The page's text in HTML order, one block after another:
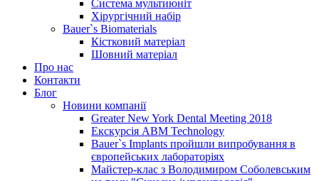
Система мультиюніт
Хірургічний набір
Bauer`s Biomaterials
Кістковий матеріал
Шовний матеріал
Про нас
Контакти
Блог
Новини компанії
Greater New York Dental Meeting 2018
Екскурсія ABM Technology
Bauer`s Implants пройшли випробування в
європейських лабораторіях
Майстер-клас з Володимиром Соболевським